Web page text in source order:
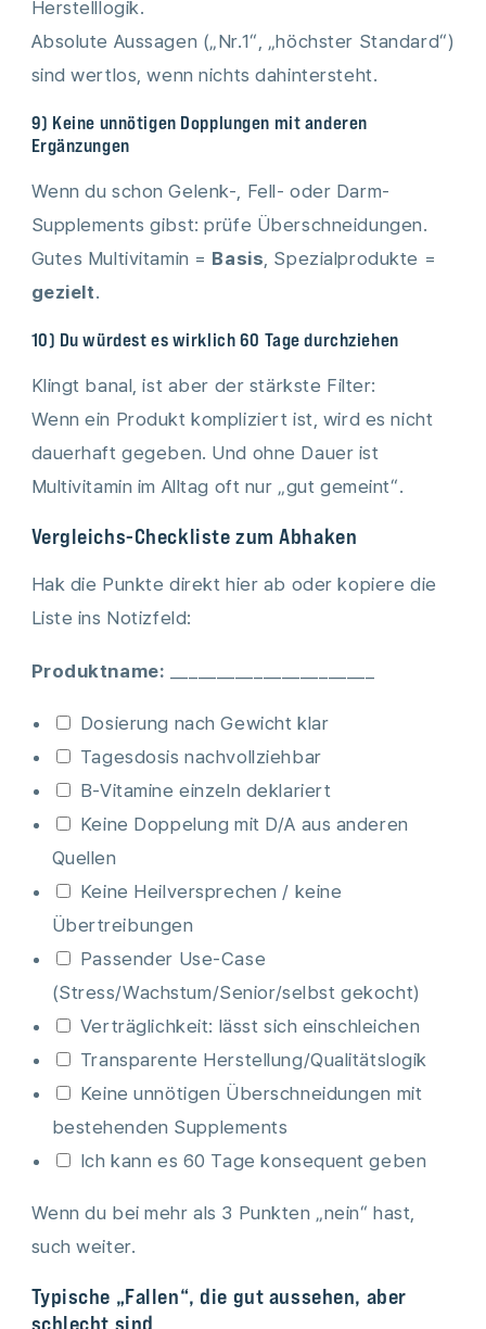
Herstelllogik.
Absolute Aussagen („Nr.1“, „höchster Standard“)
sind wertlos, wenn nichts dahintersteht.
9) Keine unnötigen Dopplungen mit anderen
Ergänzungen
Wenn du schon Gelenk-, Fell- oder Darm-
Supplements gibst: prüfe Überschneidungen.
Gutes Multivitamin = Basis, Spezialprodukte =
gezielt.
10) Du würdest es wirklich 60 Tage durchziehen
Klingt banal, ist aber der stärkste Filter:
Wenn ein Produkt kompliziert ist, wird es nicht
dauerhaft gegeben. Und ohne Dauer ist
Multivitamin im Alltag oft nur „gut gemeint“.
Vergleichs-Checkliste zum Abhaken
Hak die Punkte direkt hier ab oder kopiere die
Liste ins Notizfeld:
Produktname:
Dosierung nach Gewicht klar
Tagesdosis nachvollziehbar
B-Vitamine einzeln deklariert
Keine Doppelung mit D/A aus anderen
Quellen
Keine Heilversprechen / keine
Übertreibungen
Passender Use-Case
(Stress/Wachstum/Senior/selbst gekocht)
Verträglichkeit: lässt sich einschleichen
Transparente Herstellung/Qualitätslogik
Keine unnötigen Überschneidungen mit
bestehenden Supplements
Ich kann es 60 Tage konsequent geben
Wenn du bei mehr als 3 Punkten „nein“ hast,
such weiter.
Typische „Fallen“, die gut aussehen, aber
schlecht sind